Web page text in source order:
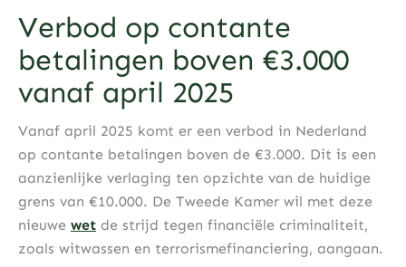
Verbod op contante
betalingen boven €3.000
vanaf april 2025
Vanaf april 2025 komt er een verbod in Nederland
op contante betalingen boven de €3.000. Dit is een
aanzienlijke verlaging ten opzichte van de huidige
grens van €10.000. De Tweede Kamer wil met deze
nieuwe wet de strijd tegen financiële criminaliteit,
zoals witwassen en terrorismefinanciering, aangaan.